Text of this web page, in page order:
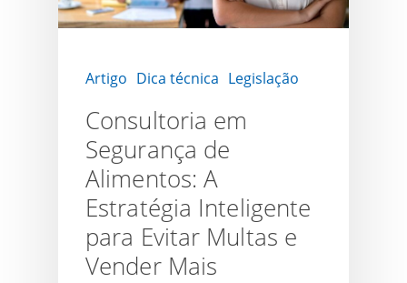
Inteligente
Multas
Mais
Artigo Dica técnica Legislação
Consultoria em
Segurança de
Alimentos: A
Estratégia Inteligente
para Evitar Multas e
Vender Mais